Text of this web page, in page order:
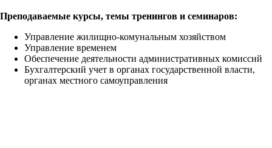
Преподаваемые курсы, темы тренингов и семинаров:
Управление жилищно-комунальным хозяйством
Управление временем
Обеспечение деятельности административных комиссий
Бухгалтерский учет в органах государственной власти,
органах местного самоуправления